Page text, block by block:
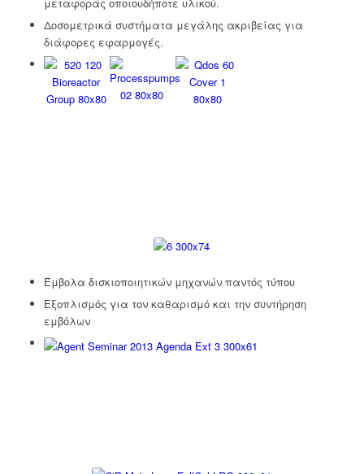
Δοσομετρικά συστήματα μεγάλης ακριβείας για
διάφορες εφαρμογές.
Έμβολα δισκιοποιητικών μηχανών παντός τύπου
Εξοπλισμός για τον καθαρισμό και την συντήρηση
εμβόλων